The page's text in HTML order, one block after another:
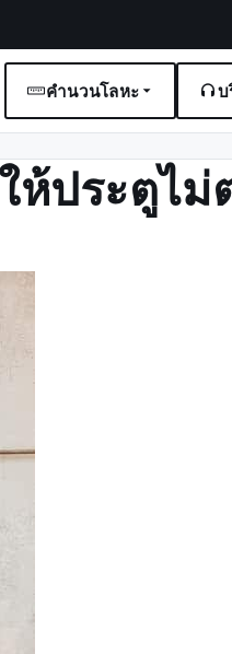
คำนวนโลหะ บ
ห้ประตูไม่